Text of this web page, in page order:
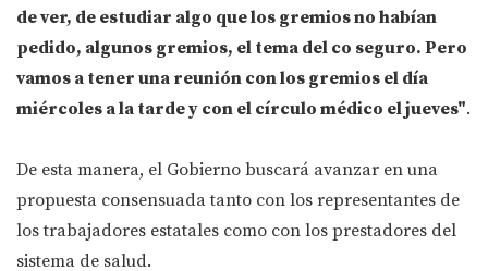
de ver, de estudiar algo que los gremios no habían
pedido, algunos gremios, el tema del co seguro. Pero
vamos a tener una reunión con los gremios el día
miércoles a la tarde y con el círculo médico el jueves".
De esta manera, el Gobierno buscará avanzar en una
propuesta consensuada tanto con los representantes de
los trabajadores estatales como con los prestadores del
sistema de salud.